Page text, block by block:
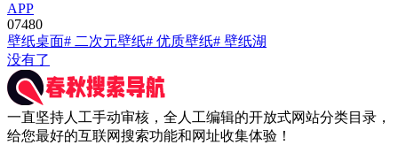
APP
07480
壁纸桌面# 二次元壁纸# 优质壁纸# 壁纸湖
没有了
一直坚持人工手动审核，全人工编辑的开放式网站分类目录，
给您最好的互联网搜索功能和网址收集体验！